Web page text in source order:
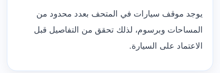
يوجد موقف سيارات في المتحف بعدد محدود من
المساحات وبرسوم، لذلك تحقق من التفاصيل قبل
الاعتماد على السيارة.